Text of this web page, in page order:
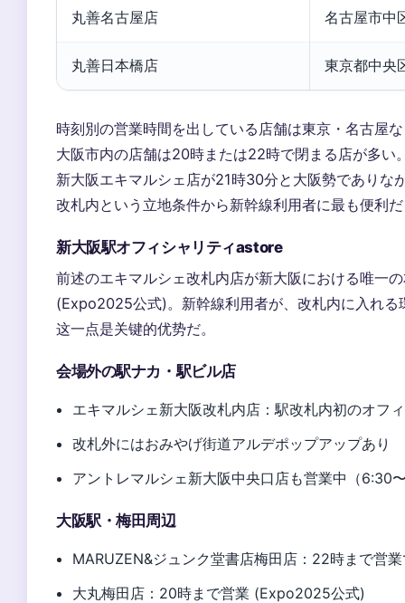
丸善名古屋店 名古屋市中
丸善日本橋店 東京都中央
時刻別の営業時間を出している店舗は東京・名古屋
大阪市内の店舗は20時または22時で閉まる店が多い
新大阪エキマルシェ店が21時30分と大阪勢でありな
改札内という立地条件から新幹線利用者に最も便利
新大阪駅オフィシャリティastore
前述のエキマルシェ改札内店が新大阪における唯一
(Expo2025公式)。新幹線利用者が、改札内に入れる
这一点是关键的优势だ。
会場外の駅ナカ・駅ビル店
エキマルシェ新大阪改札内店：駅改札内初のオフ
改札外にはおみやげ街道アルデポップアップあり
アントレマルシェ新大阪中央口店も営業中（6:30
大阪駅・梅田周辺
MARUZEN&ジュンク堂書店梅田店：22時まで営
大丸梅田店：20時まで営業 (Expo2025公式)